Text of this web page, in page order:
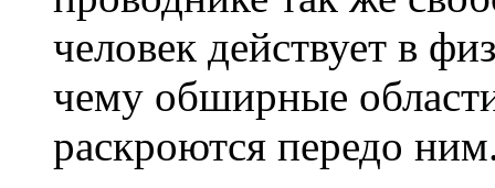
человек действует в
чему обширные
раскроются передо